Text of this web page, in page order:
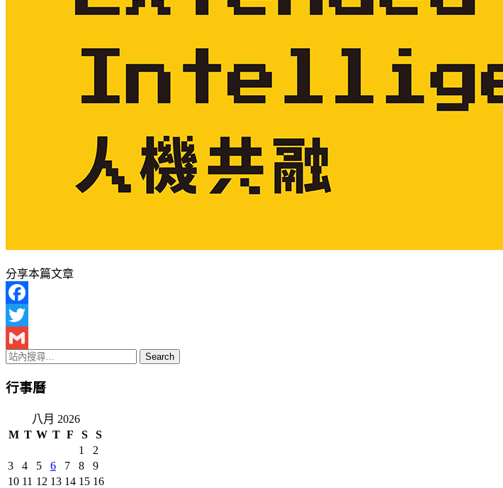
分享本篇文章
Facebook
Twitter
Gmail
行事曆
八月 2026
M T W T F S
S
1
2
3
4 5 6 7 8
9
10 11 12 13 14 15 16